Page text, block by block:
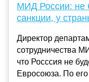
МИД России: не
санкции, у
Директор
сотрудничества
что Росссия не
Евросоюза. По его